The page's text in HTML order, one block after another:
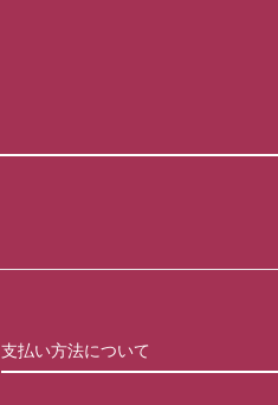
支払い方法について